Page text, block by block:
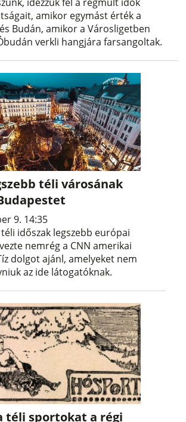
amikor egymást érték a
Budán, amikor a Városligetben
verkli hangjára farsangoltak.
téli városának
9. 14:35
időszak legszebb európai
nemrég a CNN amerikai
dolgot ajánl, amelyeket nem
az ide látogatóknak.
téli sportokat a régi